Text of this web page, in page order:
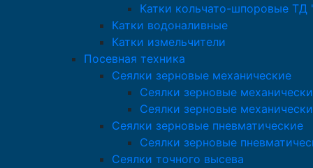
Катки кольчато-шпоровые ТД
Катки водоналивные
Катки измельчители
Посевная техника
Сеялки зерновые механические
Сеялки зерновые
Сеялки зерновые
Сеялки зерновые пневматические
Сеялки зерновые
Сеялки точного высева